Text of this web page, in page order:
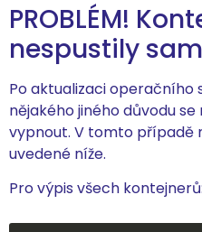
PROBLÉM!
nespustily
Po aktualizaci operačního
nějakého jiného důvodu
vypnout. V tomto případě
uvedené níže.
Pro výpis všech kontejnerů: